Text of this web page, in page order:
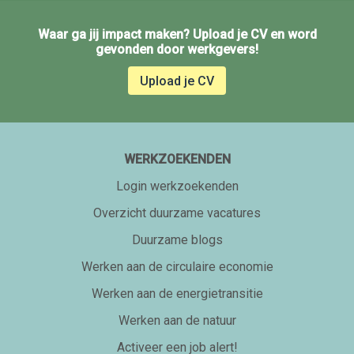
Waar ga jij impact maken? Upload je CV en word
gevonden door werkgevers!
Upload je CV
WERKZOEKENDEN
Login werkzoekenden
Overzicht duurzame vacatures
Duurzame blogs
Werken aan de circulaire economie
Werken aan de energietransitie
Werken aan de natuur
Activeer een job alert!